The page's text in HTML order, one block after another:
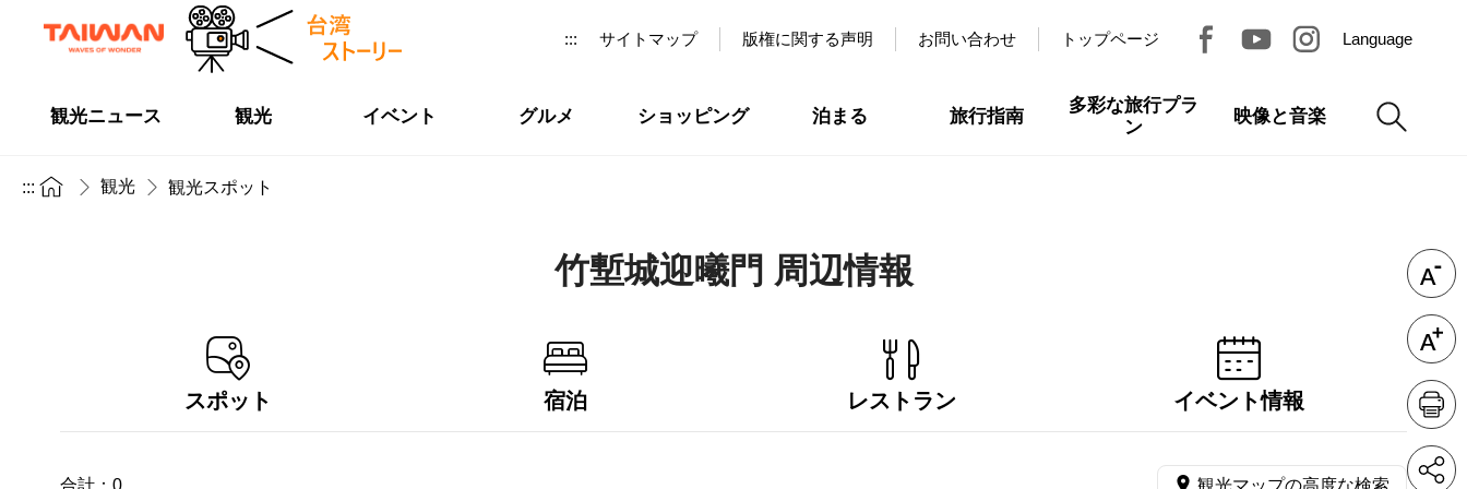
::: サイトマップ 版権に関する声明 お問い合わせ トップページ Language
観光ニュース 観光 イベント グルメ ショッピング 泊まる 旅行指南
多彩な旅行プラ
ン
映像と音楽
::: 観光 観光スポット
竹塹城迎曦門 周辺情報
スポット 宿泊 レストラン イベント情報
合計： 0 観光マップの高度な検索